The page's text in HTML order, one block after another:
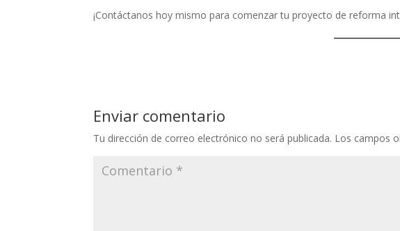
¡Contáctanos hoy mismo para comenzar tu proyecto de reforma
Enviar comentario
Tu dirección de correo electrónico no será publicada. Los campos